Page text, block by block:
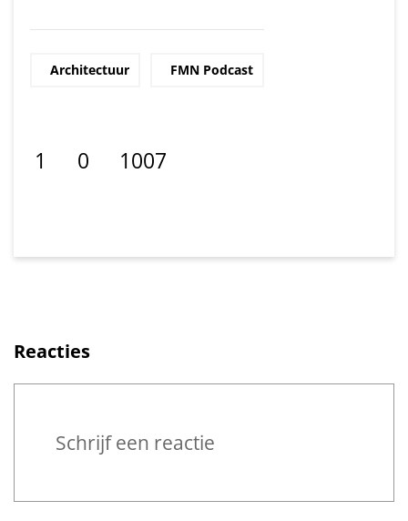
Architectuur FMN Podcast
1 0
1007
Reacties
Schrijf een reactie